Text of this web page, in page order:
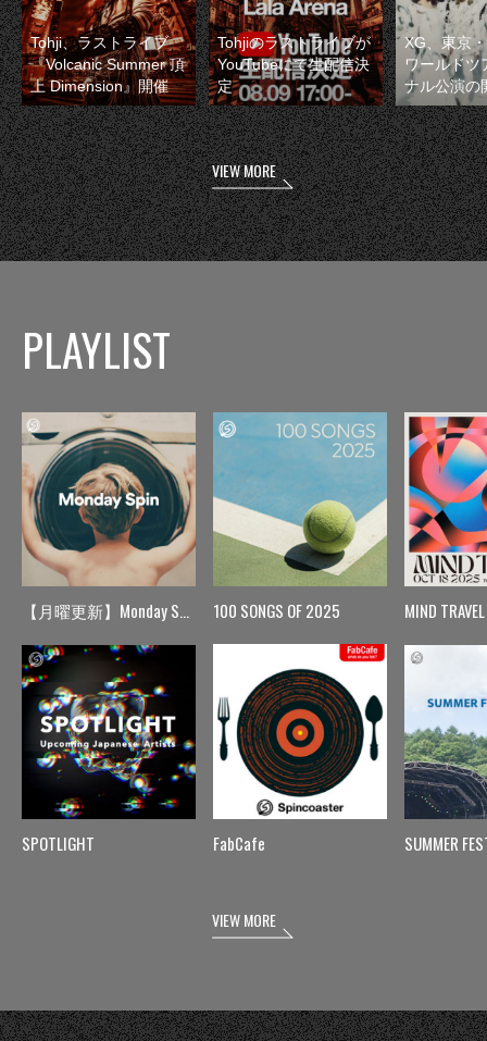
Tohji、ラストライブ
『Volcanic Summer 頂
上 Dimension』開催
Tohjiのラストライブが
YouTubeにて生配信決
定
XG、東京
ワールドツ
ナル公演の
VIEW MORE
PLAYLIST
【月曜更新】Monday Spin
SPOTLIGHT
100 SONGS OF 2025
FabCafe
MIND TRAVEL
SUMMER
VIEW MORE